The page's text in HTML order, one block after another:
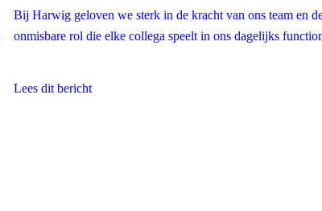
Bij Harwig geloven we sterk in de kracht van ons team en
onmisbare rol die elke collega speelt in ons dagelijks
Lees dit bericht